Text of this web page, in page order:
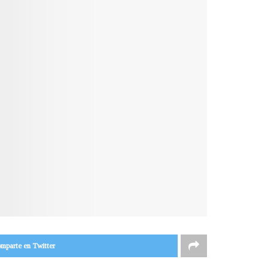
en Twitter